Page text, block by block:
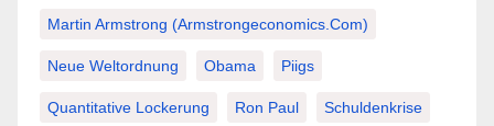
Martin Armstrong (Armstrongeconomics.com)
Neue Weltordnung Obama Piigs
Quantitative Lockerung Ron Paul Schuldenkrise